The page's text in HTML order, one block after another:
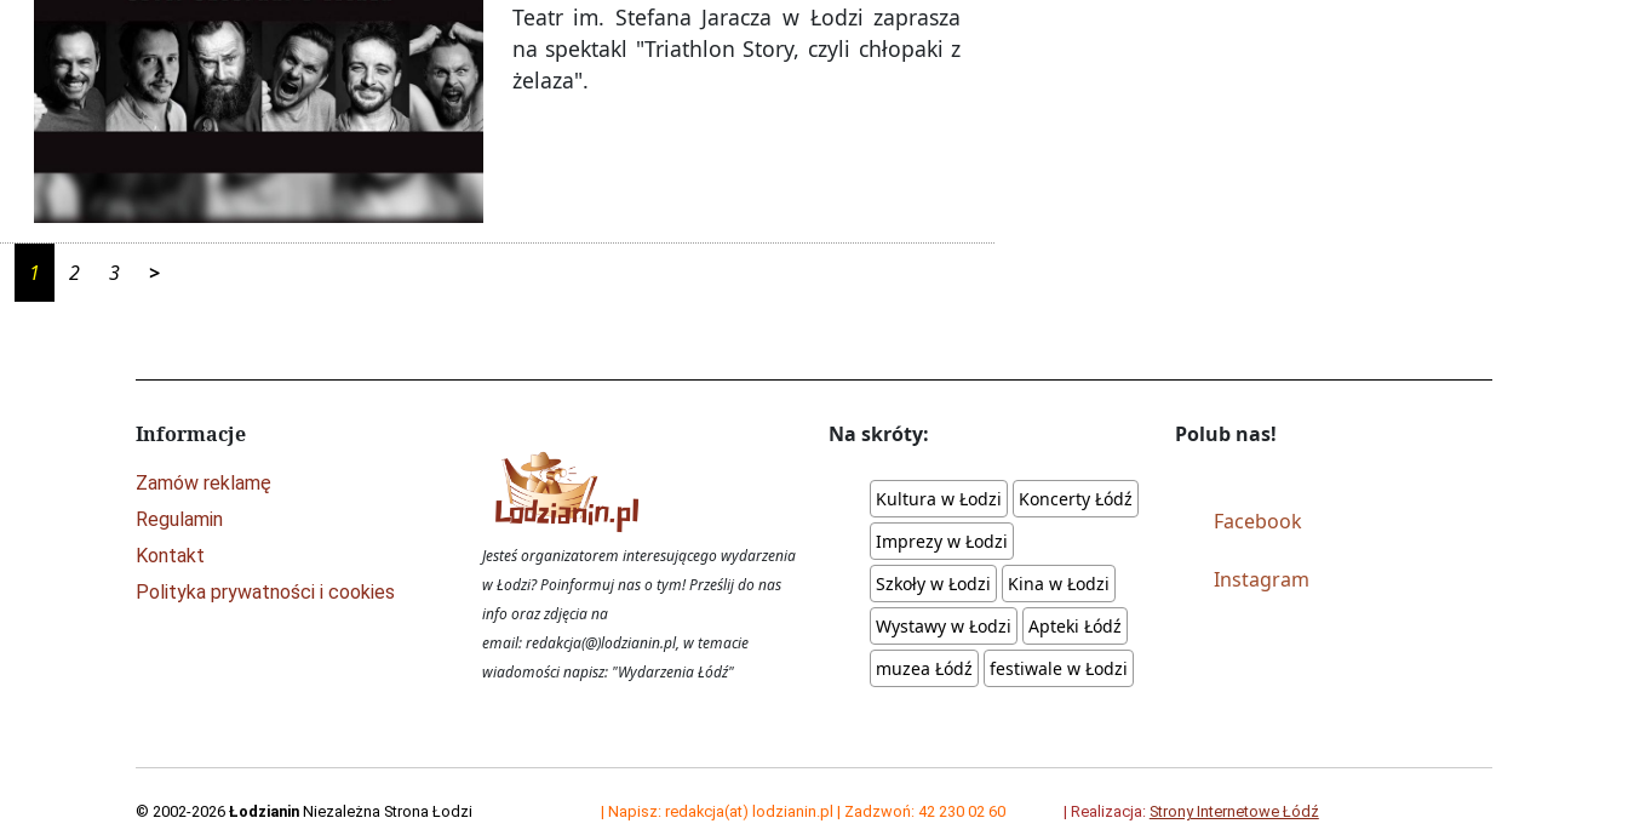
Teatr im. Stefana Jaracza w Łodzi zaprasza
na spektakl "Triathlon Story, czyli chłopaki z
żelaza".
1 2 3 >
Informacje
Zamów reklamę
Regulamin
Kontakt
Polityka prywatności i cookies
Jesteś organizatorem interesującego wydarzenia
w Łodzi? Poinformuj nas o tym! Prześlij do nas
info oraz zdjęcia na
email: redakcja(@)lodzianin.pl, w temacie
wiadomości napisz: "Wydarzenia Łódź"
Na skróty:
Kultura w Łodzi
Koncerty Łódź
Imprezy w Łodzi
Szkoły w Łodzi
Kina w Łodzi
Wystawy w Łodzi
Apteki Łódź
muzea Łódź
festiwale w Łodzi
Polub nas!
Facebook
Instagram
© 2002-2026 ŁodzianinNiezależna Strona Łodzi | Napisz: redakcja(at) lodzianin.pl | Zadzwoń: 42 230 02 60 | Realizacja: Strony Internetowe Łódź